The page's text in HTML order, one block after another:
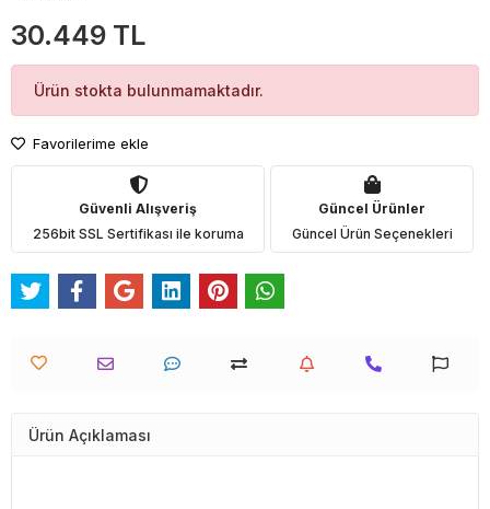
30.449 TL
Ürün stokta bulunmamaktadır.
Favorilerime ekle
Güvenli Alışveriş
256bit SSL Sertifikası ile koruma
Güncel Ürünler
Güncel Ürün Seçenekleri
Ürün Açıklaması